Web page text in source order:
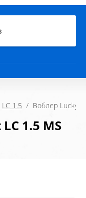
LC 1.5
/  Воблер Lucky
1.5 MS